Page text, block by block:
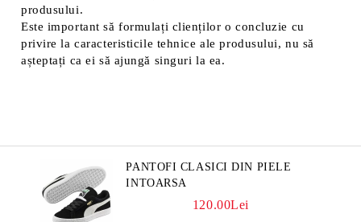
produsului.
Este important să formulați clienților o concluzie cu
privire la caracteristicile tehnice ale produsului, nu să
așteptați ca ei să ajungă singuri la ea.
PANTOFI CLASICI DIN PIELE
INTOARSA
120.00Lei